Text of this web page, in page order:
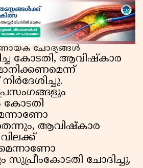
ചോദ്യങ്ങൾ
കോടതി, ആവിഷ്കാര
കോടതി
ആവിഷ്കാര
വിലക്ക്
ചോദിച്ചു.